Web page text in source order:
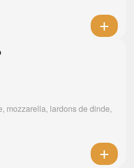
mozzarella, lardons de dinde,